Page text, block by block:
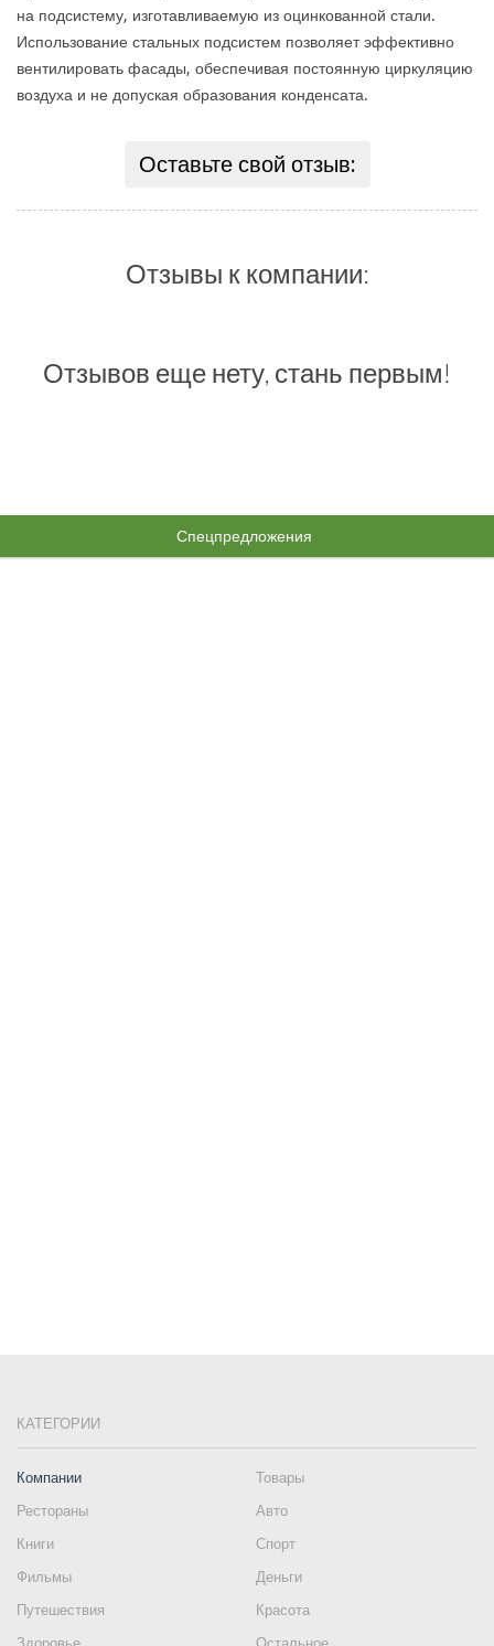
на подсистему, изготавливаемую из оцинкованной стали.
Использование стальных подсистем позволяет эффективно
вентилировать фасады, обеспечивая постоянную циркуляцию
воздуха и не допуская образования конденсата.
Оставьте свой отзыв:
Отзывы к компании:
Отзывов еще нету, стань первым!
Спецпредложения
КАТЕГОРИИ
Компании
Товары
Рестораны
Авто
Книги
Спорт
Фильмы
Деньги
Путешествия
Красота